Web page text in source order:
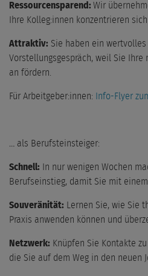
Ressourcensparend: Wir
Ihre Kolleg:innen konzentrieren
Attraktiv: Sie haben ein
Vorstellungsgespräch, weil Sie
an fördern.
Für Arbeitgeber:innen: Info-Flyer
… als Berufsteinsteiger:
Schnell: In nur wenigen Wochen
Berufseinstieg, damit Sie mit
Souveränität: Lernen Sie, wie Sie
Praxis anwenden können und
Netzwerk: Knüpfen Sie Kontakte
die Sie auf dem Weg in den neuen